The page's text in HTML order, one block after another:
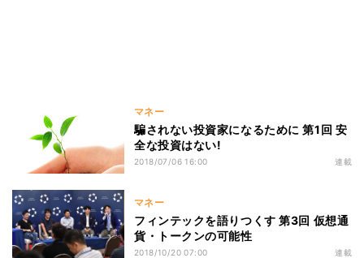
マネー
騙されない投資家になるために 第1回 安
全な投資はない!
2018/07/06 16:00 連載
マネー
フィンテックを語りつくす 第3回 仮想通
貨・トークンの可能性
2018/10/20 07:00 連載